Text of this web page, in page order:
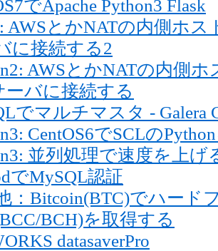
でApache Python3 Flask
AWSとかNATの内側ホ
に接続する2
AWSとかNATの内側
ーバに接続する
でマルチマスタ - Galera
CentOS6でSCLの
並列処理で速度を上げ
でMySQL認証
：Bitcoin(BTC)でハード
BCH)を取得する
datasaverPro